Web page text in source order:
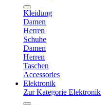
Kleidung
Damen
Herren
Schuhe
Damen
Herren
Taschen
Accessories
Elektronik
Zur Kategorie Elektronik